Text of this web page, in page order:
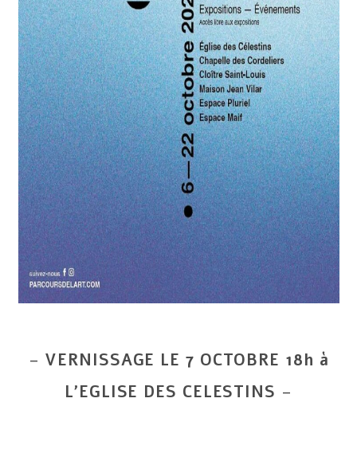
– VERNISSAGE LE 7 OCTOBRE 18h à
L’EGLISE DES CELESTINS –